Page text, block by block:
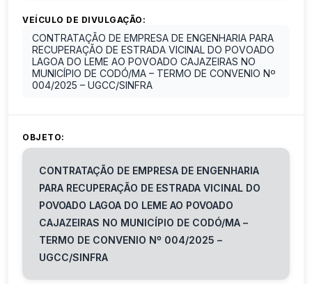
VEÍCULO DE DIVULGAÇÃO:
CONTRATAÇÃO DE EMPRESA DE ENGENHARIA PARA
RECUPERAÇÃO DE ESTRADA VICINAL DO POVOADO
LAGOA DO LEME AO POVOADO CAJAZEIRAS NO
MUNICÍPIO DE CODÓ/MA – TERMO DE CONVENIO Nº
004/2025 – UGCC/SINFRA
OBJETO:
CONTRATAÇÃO DE EMPRESA DE ENGENHARIA
PARA RECUPERAÇÃO DE ESTRADA VICINAL DO
POVOADO LAGOA DO LEME AO POVOADO
CAJAZEIRAS NO MUNICÍPIO DE CODÓ/MA –
TERMO DE CONVENIO Nº 004/2025 –
UGCC/SINFRA